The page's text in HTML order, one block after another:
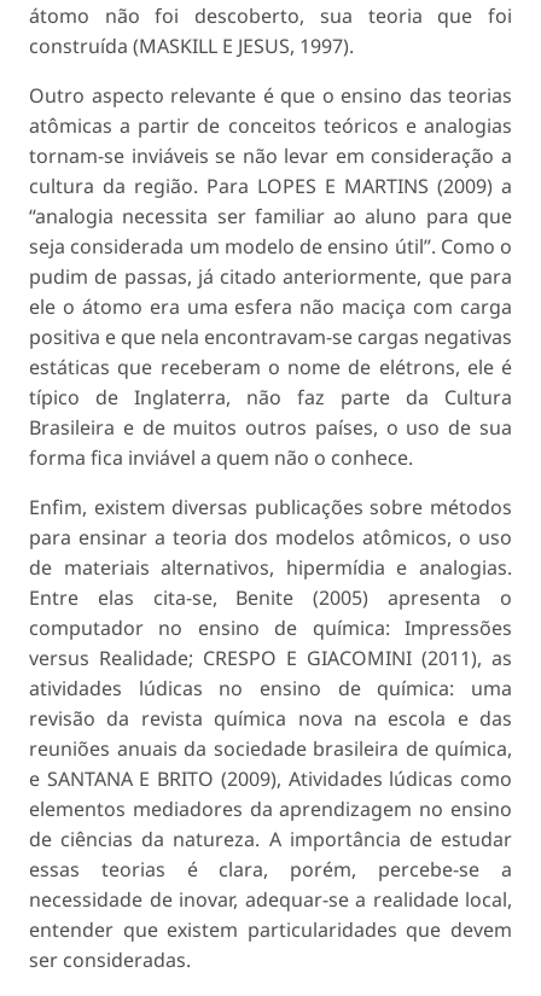
átomo não foi descoberto, sua teoria que foi
construída (MASKILL E JESUS, 1997).
Outro aspecto relevante é que o ensino das teorias
atômicas a partir de conceitos teóricos e analogias
tornam-se inviáveis se não levar em consideração a
cultura da região. Para LOPES E MARTINS (2009) a
“analogia necessita ser familiar ao aluno para que
seja considerada um modelo de ensino útil”. Como o
pudim de passas, já citado anteriormente, que para
ele o átomo era uma esfera não maciça com carga
positiva e que nela encontravam-se cargas negativas
estáticas que receberam o nome de elétrons, ele é
típico de Inglaterra, não faz parte da Cultura
Brasileira e de muitos outros países, o uso de sua
forma fica inviável a quem não o conhece.
Enfim, existem diversas publicações sobre métodos
para ensinar a teoria dos modelos atômicos, o uso
de materiais alternativos, hipermídia e analogias.
Entre elas cita-se, Benite (2005) apresenta o
computador no ensino de química: Impressões
versus Realidade; CRESPO E GIACOMINI (2011), as
atividades lúdicas no ensino de química: uma
revisão da revista química nova na escola e das
reuniões anuais da sociedade brasileira de química,
e SANTANA E BRITO (2009), Atividades lúdicas como
elementos mediadores da aprendizagem no ensino
de ciências da natureza. A importância de estudar
essas teorias é clara, porém, percebe-se a
necessidade de inovar, adequar-se a realidade local,
entender que existem particularidades que devem
ser consideradas.